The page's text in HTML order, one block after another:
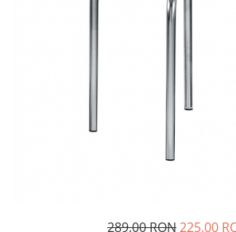
289,00 RON225,00